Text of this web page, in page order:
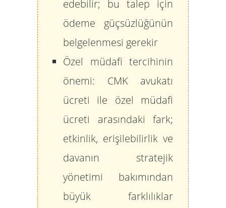
edebilir; bu talep için
ödeme güçsüzlüğünün
belgelenmesi gerekir
Özel müdafi tercihinin
önemi: CMK avukatı
ücreti ile özel müdafi
ücreti arasındaki fark;
etkinlik, erişilebilirlik ve
davanın stratejik
yönetimi bakımından
büyük farklılıklar